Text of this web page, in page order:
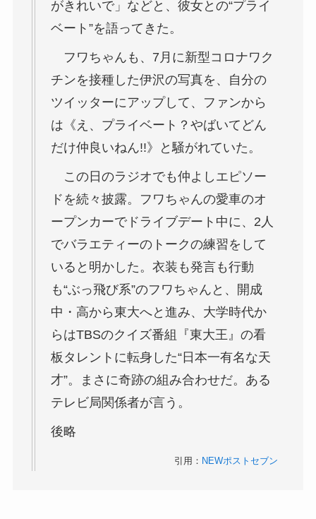
がきれいで」などと、彼女との“プライ
ベート”を語ってきた。
フワちゃんも、7月に新型コロナワク
チンを接種した伊沢の写真を、自分の
ツイッターにアップして、ファンから
は《え、プライベート？やばいてどん
だけ仲良いねん!!》と騒がれていた。
この日のラジオでも仲よしエピソー
ドを続々披露。フワちゃんの愛車のオ
ープンカーでドライブデート中に、2人
でバラエティーのトークの練習をして
いると明かした。衣装も発言も行動
も“ぶっ飛び系”のフワちゃんと、開成
中・高から東大へと進み、大学時代か
らはTBSのクイズ番組『東大王』の看
板タレントに転身した“日本一有名な天
才”。まさに奇跡の組み合わせだ。ある
テレビ局関係者が言う。
後略
引用： NEWポストセブン